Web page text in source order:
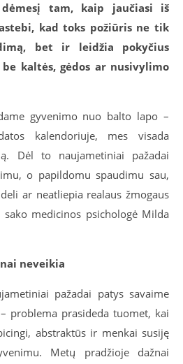
tam, kaip jaučiasi iš
kad toks požiūris ne tik
bet ir leidžia pokyčius
kaltės, gėdos ar nusivylimo
gyvenimo nuo balto lapo –
kalendoriuje, mes visada
Dėl to naujametiniai pažadai
o papildomu spaudimu sau,
ar neatliepia realaus žmogaus
sako medicinos psichologė Milda
neveikia
pažadai patys savaime
problema prasideda tuomet, kai
abstraktūs ir menkai susiję
Metų pradžioje dažnai